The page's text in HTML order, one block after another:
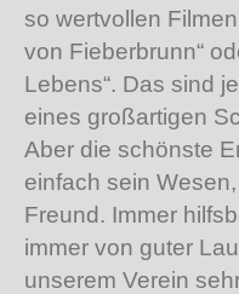
so wertvollen
von Fieberbrunn“
Lebens“. Das sind
eines großartigen
Aber die schönste
einfach sein
Freund. Immer
immer von guter
unserem Verein